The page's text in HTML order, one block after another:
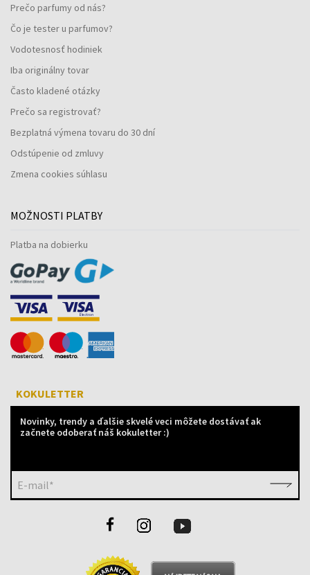
Prečo parfumy od nás?
Čo je tester u parfumov?
Vodotesnosť hodiniek
Iba originálny tovar
Často kladené otázky
Prečo sa registrovať?
Bezplatná výmena tovaru do 30 dní
Odstúpenie od zmluvy
Zmena cookies súhlasu
MOŽNOSTI PLATBY
Platba na dobierku
KOKULETTER
Novinky, trendy a ďalšie skvelé veci môžete dostávať ak
začnete odoberať náš kokuletter :)
E-mail*